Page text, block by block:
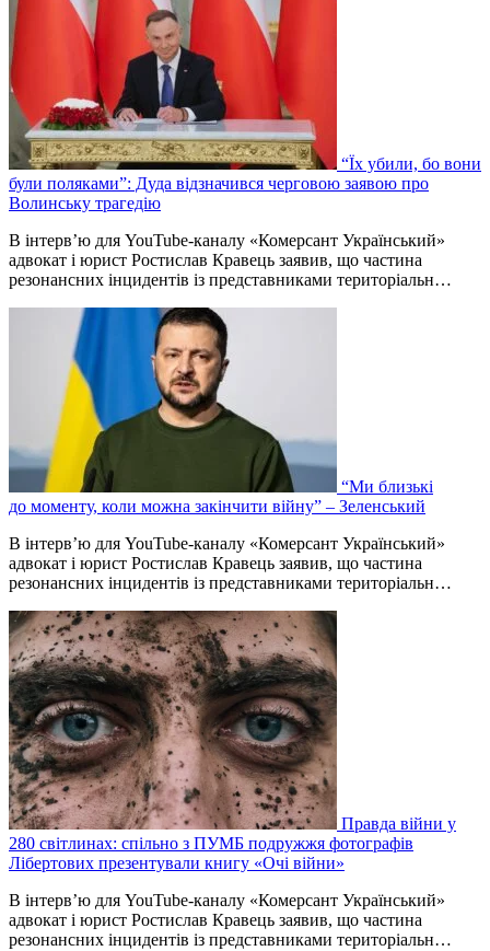
“Їх убили, бо вони
були поляками”: Дуда відзначився черговою заявою про
Волинську трагедію
В інтерв’ю для YouTube-каналу «Комерсант Український»
адвокат і юрист Ростислав Кравець заявив, що частина
резонансних інцидентів із представниками територіальн…
“Ми близькі
до моменту, коли можна закінчити війну” – Зеленський
В інтерв’ю для YouTube-каналу «Комерсант Український»
адвокат і юрист Ростислав Кравець заявив, що частина
резонансних інцидентів із представниками територіальн…
Правда війни у
280 світлинах: спільно з ПУМБ подружжя фотографів
Лібертових презентували книгу «Очі війни»
В інтерв’ю для YouTube-каналу «Комерсант Український»
адвокат і юрист Ростислав Кравець заявив, що частина
резонансних інцидентів із представниками територіальн…